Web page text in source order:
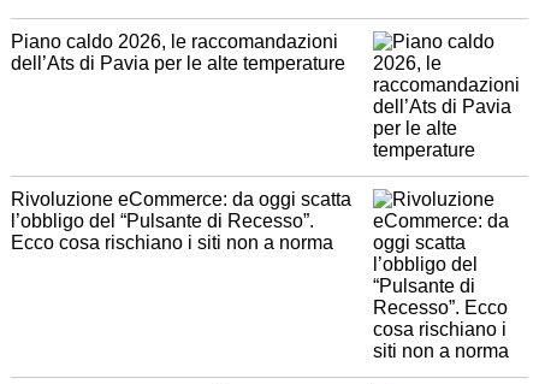
Piano caldo 2026, le raccomandazioni
dell’Ats di Pavia per le alte temperature
Rivoluzione eCommerce: da oggi scatta
l’obbligo del “Pulsante di Recesso”.
Ecco cosa rischiano i siti non a norma